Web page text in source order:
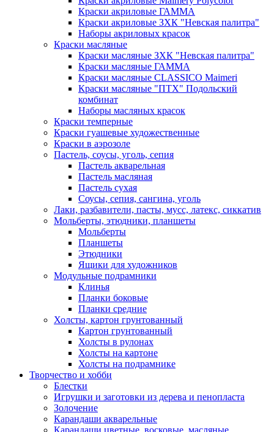
Краски акриловые ГАММА
Краски акриловые ЗХК "Невская палитра"
Наборы акриловых красок
Краски масляные
Краски масляные ЗХК "Невская палитра"
Краски масляные ГАММА
Краски масляные CLASSICO Maimeri
Краски масляные "ПТХ" Подольский
комбинат
Наборы масляных красок
Краски темперные
Краски гуашевые художественные
Краски в аэрозоле
Пастель, соусы, уголь, сепия
Пастель акварельная
Пастель масляная
Пастель сухая
Соусы, сепия, сангина, уголь
Лаки, разбавители, пасты, мусс, латекс, сиккатив
Мольберты, этюдники, планшеты
Мольберты
Планшеты
Этюдники
Ящики для художников
Модульные подрамники
Клинья
Планки боковые
Планки средние
Холсты, картон грунтованный
Картон грунтованный
Холсты в рулонах
Холсты на картоне
Холсты на подрамнике
Творчество и хобби
Блестки
Игрушки и заготовки из дерева и пенопласта
Золочение
Карандаши акварельные
Карандаши цветные, восковые, масляные,